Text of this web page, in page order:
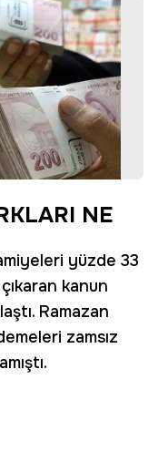
NE
yüzde 33
kanun
Ramazan
zamsız